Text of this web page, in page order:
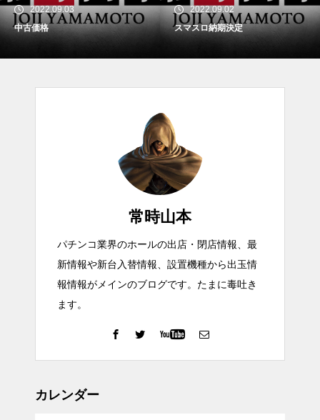
2022.09.03
中古価格
2022.09.02
スマスロ納期決定
常時山本
パチンコ業界のホールの出店・閉店情報、最
新情報や新台入替情報、設置機種から出玉情
報情報がメインのブログです。たまに毒吐き
ます。
カレンダー